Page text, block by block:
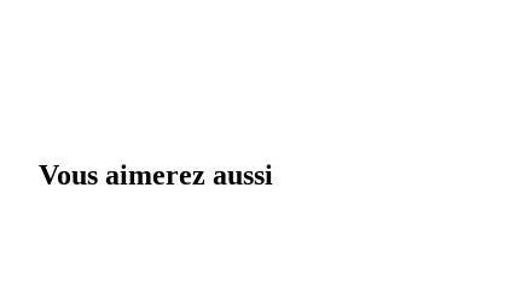
Vous aimerez aussi